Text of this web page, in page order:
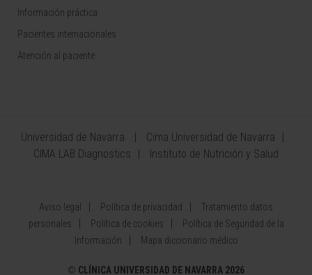
Información práctica
Pacientes internacionales
Atención al paciente
Universidad de Navarra
Cima Universidad de Navarra
CIMA LAB Diagnostics
Instituto de Nutrición y Salud
Aviso legal Política de privacidad
Tratamiento datos
personales
Política de cookies
Política de Seguridad de la
Información
Mapa diccionario médico
© CLÍNICA UNIVERSIDAD DE NAVARRA 2026